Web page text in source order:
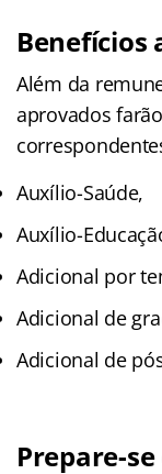
Benefícios
Além da
aprovados
Auxílio-Saúde,
Auxílio-
Adicional por
Adicional de
Adicional de
Prepare-